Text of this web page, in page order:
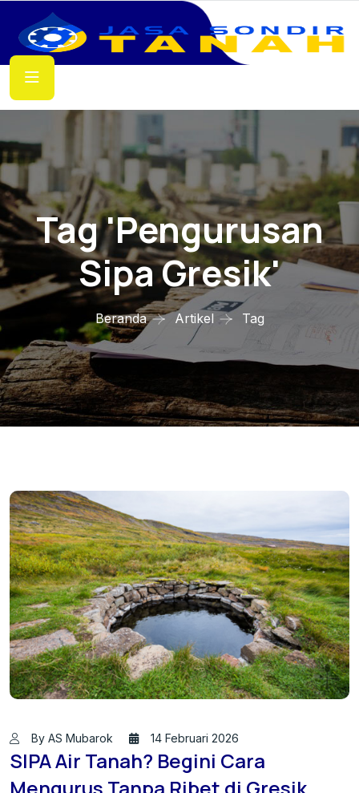
Tag 'pengurusan
Sipa Gresik'
Beranda Artikel Tag
By AS Mubarok 14 Februari 2026
SIPA Air Tanah? Begini Cara
Mengurus Tanpa Ribet di Gresik